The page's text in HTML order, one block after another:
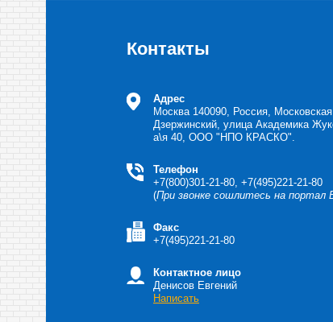
Контакты
Адрес
Москва 140090, Россия,
Дзержинский, улица Академика
а\я 40, ООО "НПО КРАСКО".
Телефон
+7(800)301-21-80, +7(495)221-21-80
(При звонке сошлитесь на
Факс
+7(495)221-21-80
Контактное лицо
Денисов Евгений
Написать